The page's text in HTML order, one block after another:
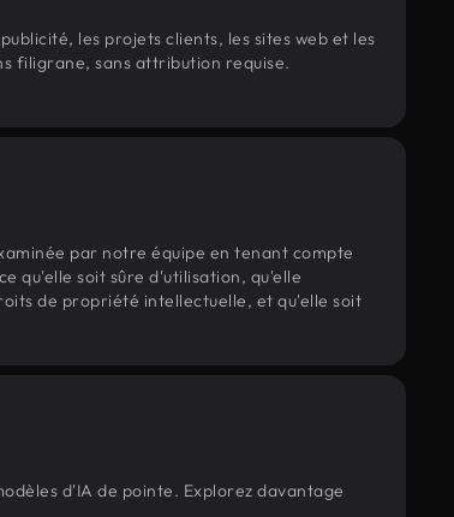
les projets clients, les sites web et les
filigrane, sans attribution requise.
par notre équipe en tenant compte
qu'elle soit sûre d'utilisation, qu'elle
de propriété intellectuelle, et qu'elle soit
d'IA de pointe. Explorez davantage